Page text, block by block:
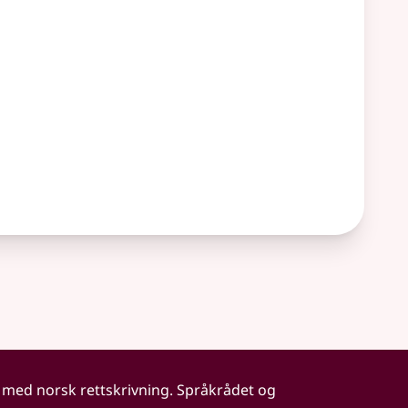
norsk rettskrivning. Språkrådet og